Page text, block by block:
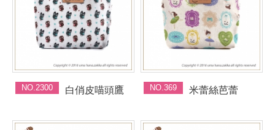
NO.2300 白俏皮喵頭鷹 NO.369 米蕾絲芭蕾